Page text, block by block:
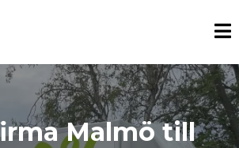
Malmö till